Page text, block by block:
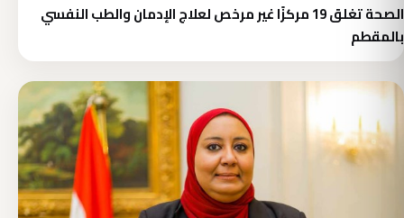
الصحة تغلق 19 مركزًا غير مرخص لعلاج الإدمان والطب النفسي
بالمقطم